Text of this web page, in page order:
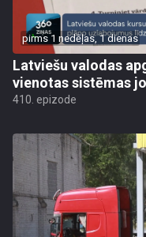
pirms 1 nedēļas, 1 dienas
Latviešu valodas
vienotas sistēmas
410. epizode